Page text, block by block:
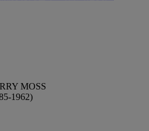
MOSS
1962)